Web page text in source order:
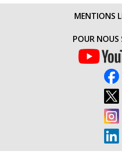
MENTIONS
POUR NOUS